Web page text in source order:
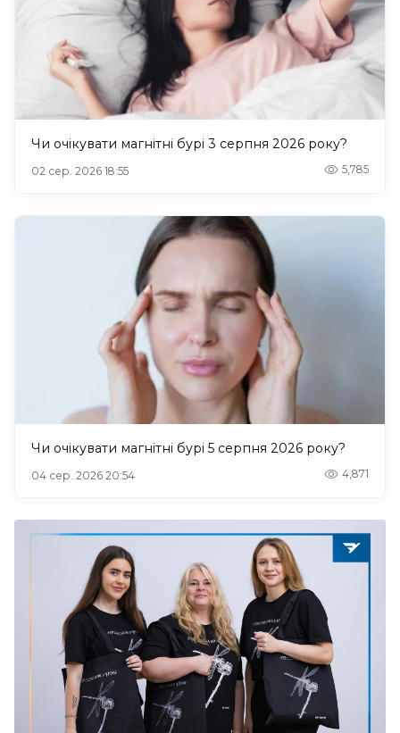
Чи очікувати магнітні бурі 3 серпня 2026 року?
02 сер. 2026 18:55 5,785
Чи очікувати магнітні бурі 5 серпня 2026 року?
04 сер. 2026 20:54 4,871